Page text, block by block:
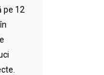
pe 12